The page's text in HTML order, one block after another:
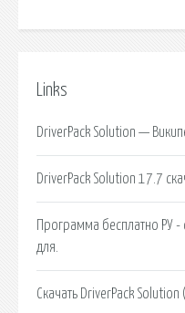
Links
DriverPack Solution —
DriverPack Solution 17.7
Программа бесплатно РУ
для.
Скачать DriverPack